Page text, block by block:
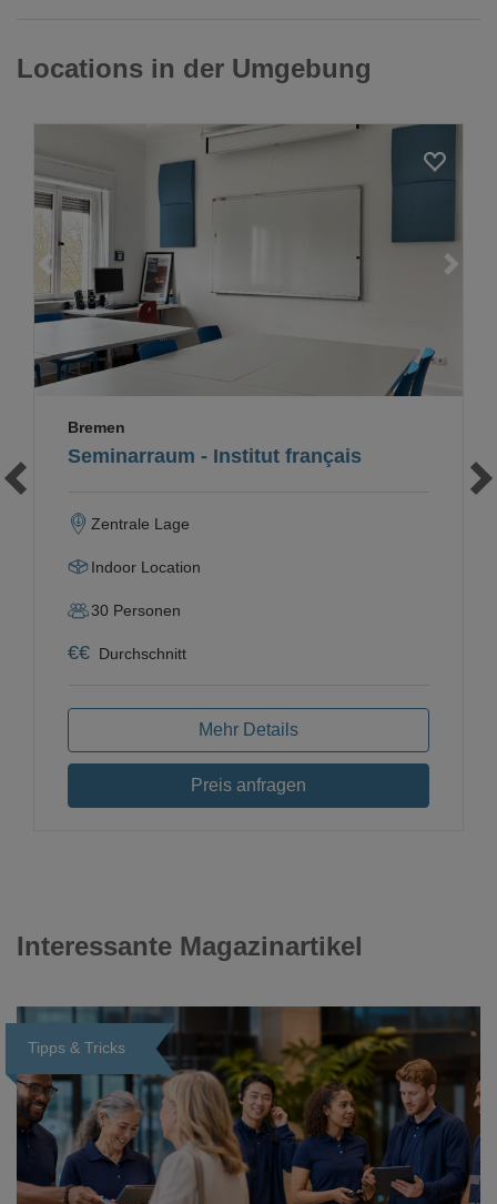
Locations in der Umgebung
Seminarraum - Institut français
Bremen
Zentrale Lage
Indoor Location
30 Personen
€€ Durchschnitt
Mehr Details
Preis anfragen
Interessante Magazinartikel
Tipps & Tricks
Loading...